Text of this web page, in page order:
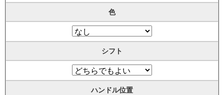
色
シフト
ハンドル位置